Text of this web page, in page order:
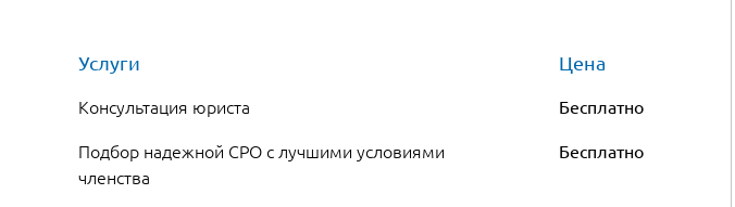
Услуги Цена
Консультация юриста Бесплатно
Подбор надежной СРО с лучшими условиями
членства
Бесплатно